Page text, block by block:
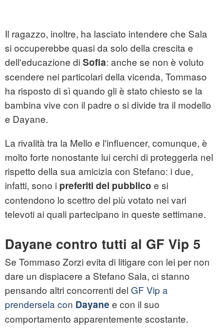
Il ragazzo, inoltre, ha lasciato intendere che Sala
si occuperebbe quasi da solo della crescita e
dell'educazione di Sofia: anche se non è voluto
scendere nei particolari della vicenda, Tommaso
ha risposto di sì quando gli è stato chiesto se la
bambina vive con il padre o si divide tra il modello
e Dayane.
La rivalità tra la Mello e l'influencer, comunque, è
molto forte nonostante lui cerchi di proteggerla nel
rispetto della sua amicizia con Stefano: i due,
infatti, sono i preferiti del pubblico e si
contendono lo scettro del più votato nei vari
televoti ai quali partecipano in queste settimane.
Dayane contro tutti al GF Vip 5
Se Tommaso Zorzi evita di litigare con lei per non
dare un dispiacere a Stefano Sala, ci stanno
pensando altri concorrenti del GF Vip a
prendersela con Dayane e con il suo
comportamento apparentemente scostante.